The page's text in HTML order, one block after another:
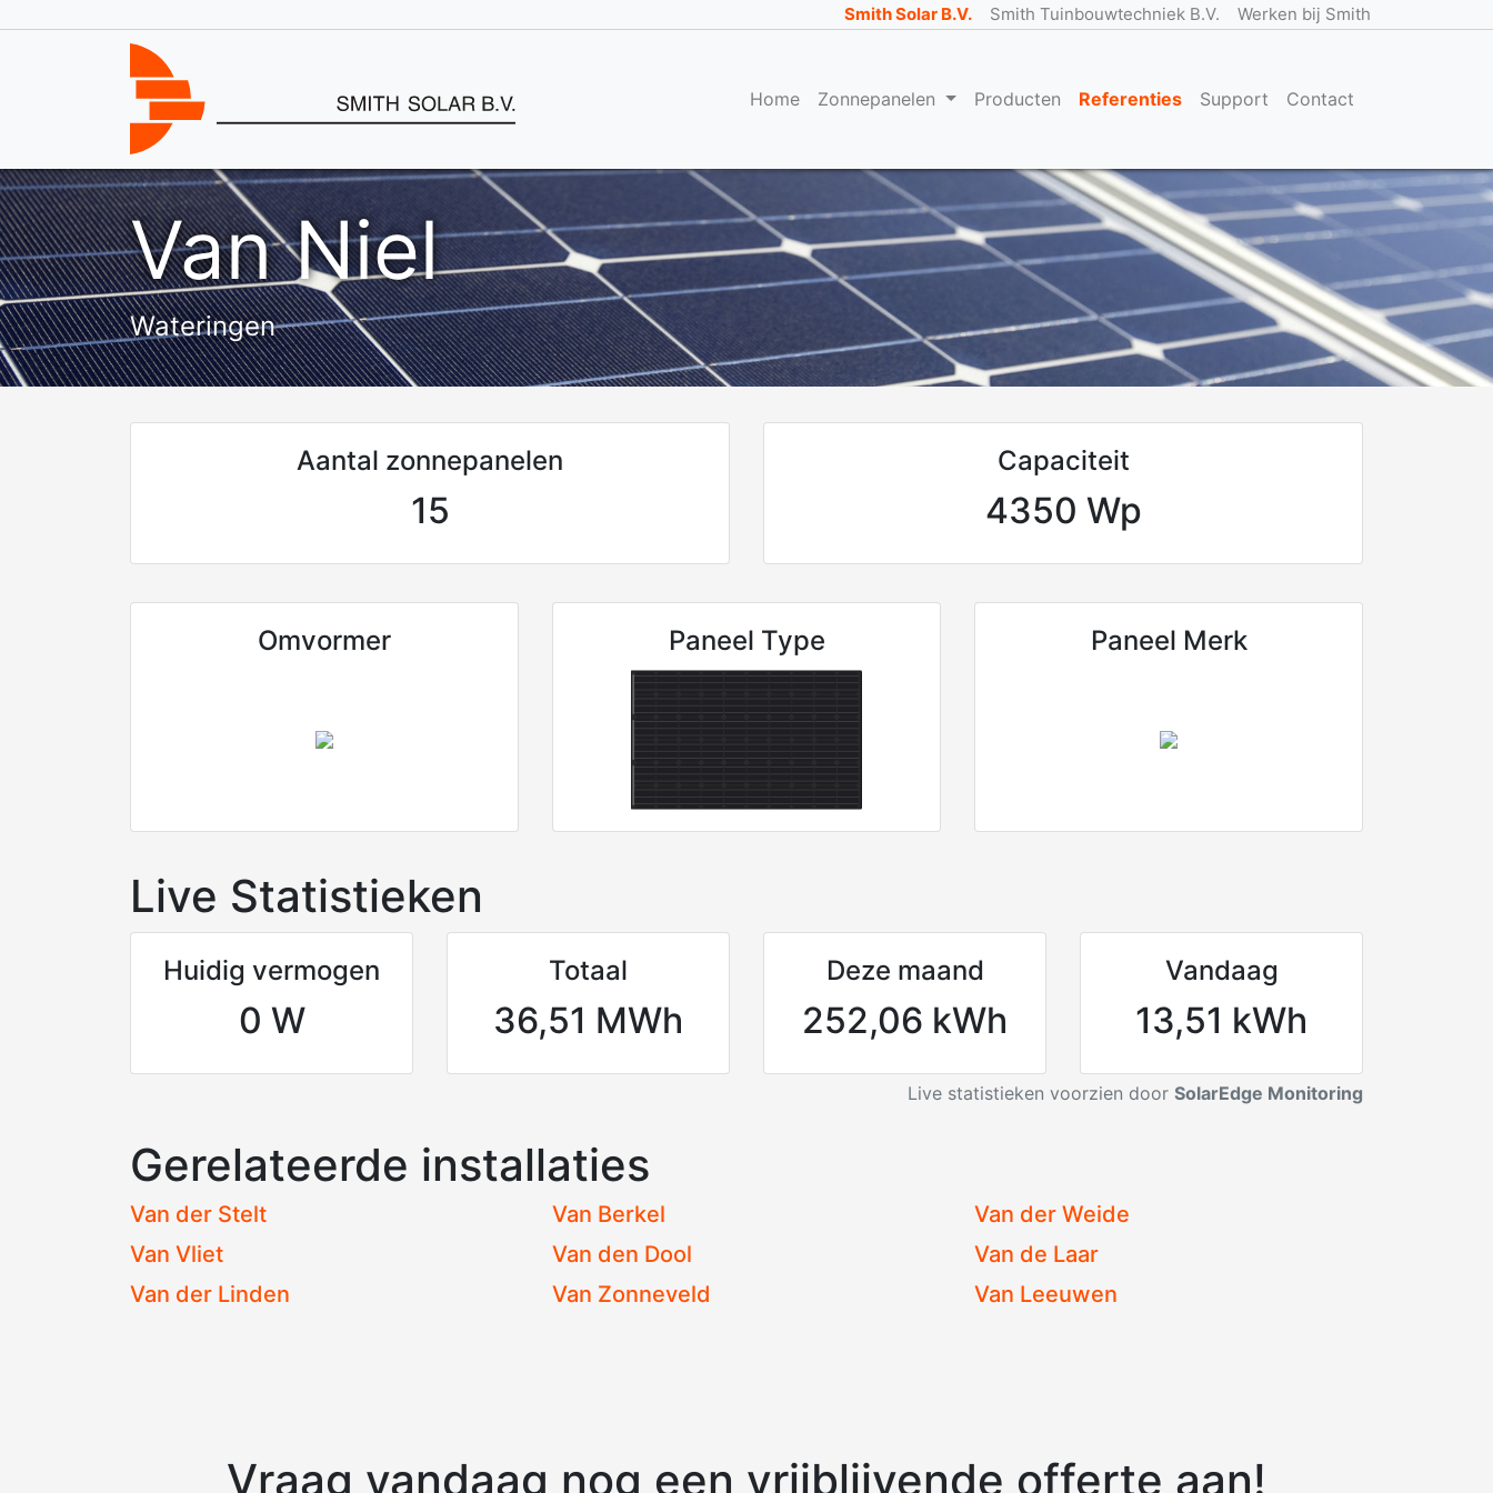
Smith Solar B.V. Smith Tuinbouwtechniek B.V. Werken bij Smith
Home Zonnepanelen Producten Referenties Support Contact
Van Niel
Wateringen
Aantal zonnepanelen
15
Capaciteit
4350 Wp
Omvormer Paneel Type Paneel Merk
Live Statistieken
Huidig vermogen
0 W
Totaal
36,51 MWh
Deze maand
252,06 kWh
Vandaag
13,51 kWh
Live statistieken voorzien door SolarEdge Monitoring
Gerelateerde installaties
Van der Stelt Van Berkel
Van der Weide
Van Vliet
Van den Dool
Van de Laar
Van der Linden
Van Zonneveld Van Leeuwen
Vraag vandaag nog een vrijblijvende offerte aan!